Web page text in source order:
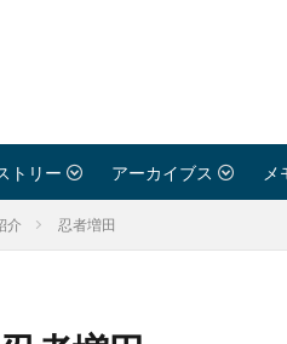
トリー アーカイブス メ
介 忍者増田